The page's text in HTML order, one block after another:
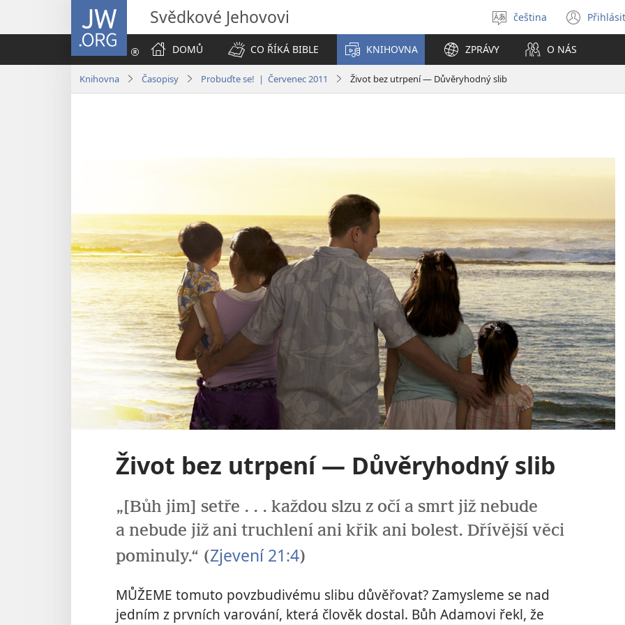
JW.ORG Svědkové Jehovovi
Vybrat
jazyk
čeština
nové
DOMŮ
CO ŘÍKÁ BIBLE KNIHOVNA ZPRÁVY O NÁS
Knihovna Časopisy Probuďte se! | Červenec 2011 Život bez utrpení — Důvěryhodný slib
Život bez utrpení — Důvěryhodný slib
„[Bůh jim] setře . . . každou slzu z očí a smrt již nebude
a nebude již ani truchlení ani křik ani bolest. Dřívější věci
pominuly.“ (Zjevení 21:4)
MŮŽEME tomuto povzbudivému slibu důvěřovat? Zamysleme se nad
jedním z prvních varování, která člověk dostal. Bůh Adamovi řekl, že